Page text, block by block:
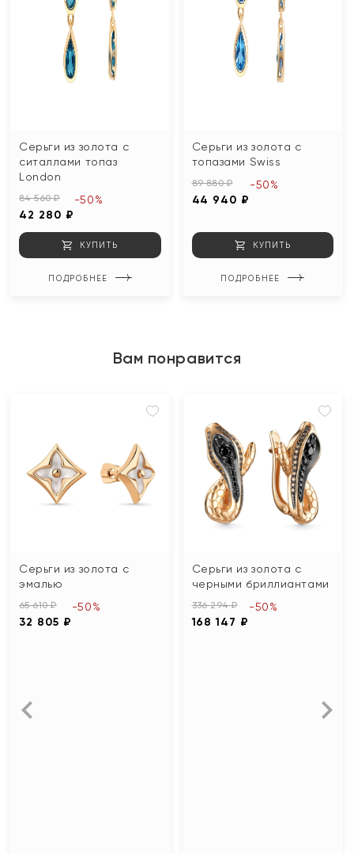
Серьги из золота с
ситаллами топаз
London
84 560 ₽
42 280 ₽
-50%
КУПИТЬ
ПОДРОБНЕЕ
Серьги из золота с
топазами Swiss
89 880 ₽
44 940 ₽
-50%
КУПИТЬ
ПОДРОБНЕЕ
Вам понравится
Серьги из золота с
эмалью
65 610 ₽
32 805 ₽
-50%
Серьги из золота с
черными бриллиантами
336 294 ₽
168 147 ₽
-50%